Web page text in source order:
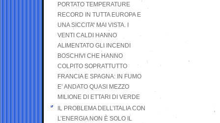
PORTATO TEMPERATURE
RECORD IN TUTTA EUROPA E
UNA SICCITA’ MAI VISTA. I
VENTI CALDI HANNO
ALIMENTATO GLI INCENDI
BOSCHIVI CHE HANNO
COLPITO SOPRATTUTTO
FRANCIA E SPAGNA: IN FUMO
E’ ANDATO QUASI MEZZO
MILIONE DI ETTARI DI VERDE
IL PROBLEMA DELL’ITALIA CON
L’ENERGIA NON È SOLO IL